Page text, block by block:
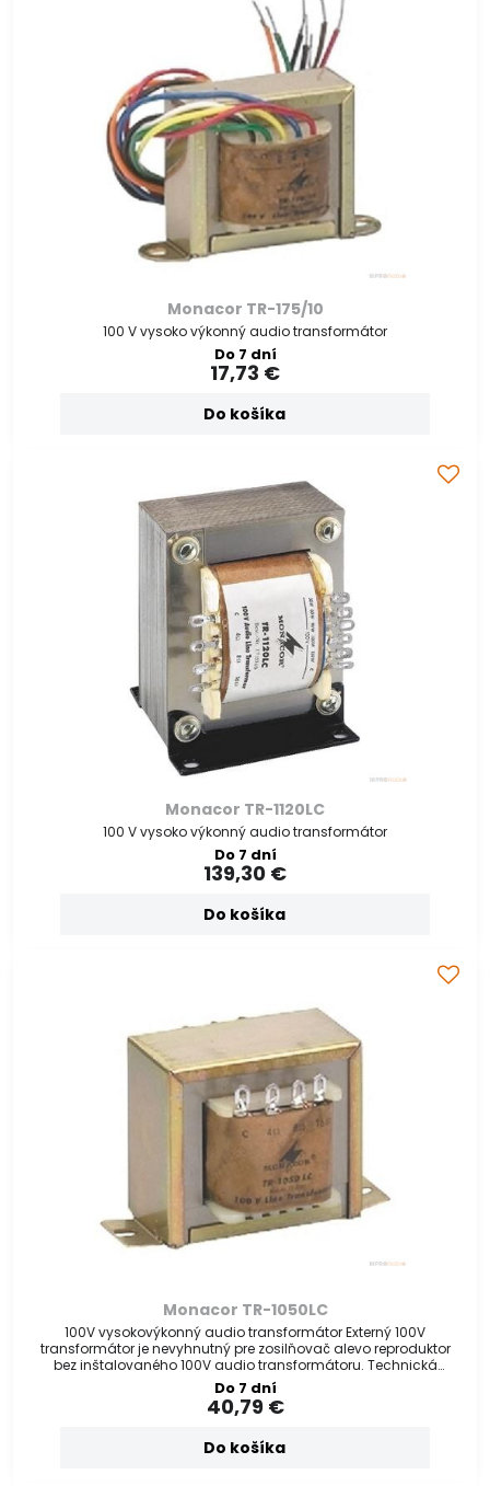
Monacor TR-175/10
100 V vysoko výkonný audio transformátor
Do 7 dní
17,73 €
Do košíka
Monacor TR-1120LC
100 V vysoko výkonný audio transformátor
Do 7 dní
139,30 €
Do košíka
Monacor TR-1050LC
100V vysokovýkonný audio transformátor Externý 100V
transformátor je nevyhnutný pre zosilňovač alevo reproduktor
bez inštalovaného 100V audio transformátoru. Technická
špecifikácia
Do 7 dní
40,79 €
Do košíka